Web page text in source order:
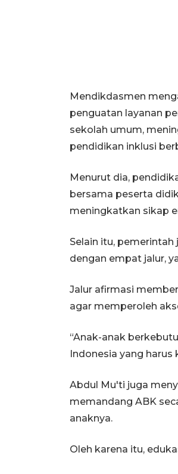
Mendikdasmen
penguatan layanan
sekolah umum,
pendidikan inklusi
Menurut dia,
bersama peserta
meningkatkan sikap
Selain itu,
dengan empat jalur,
Jalur afirmasi
agar memperoleh
“Anak-anak
Indonesia yang
Abdul Mu'ti juga
memandang ABK
anaknya.
Oleh karena itu,